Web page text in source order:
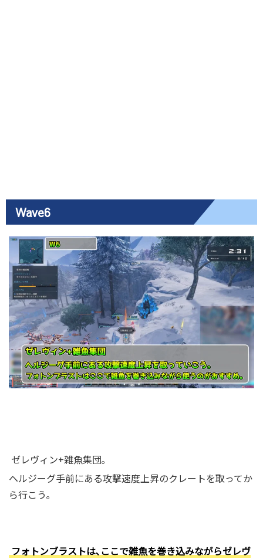
Wave6
ゼレヴィン+雑魚集団｡
ヘルジーグ手前にある攻撃速度上昇のクレートを取ってか
ら行こう｡
フォトンブラストは､ここで雑魚を巻き込みながらゼレヴ